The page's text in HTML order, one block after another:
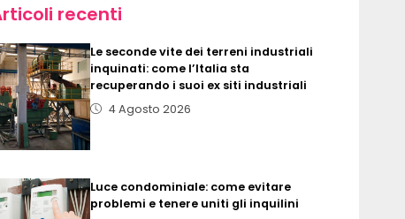
recenti
Le seconde vite dei terreni industriali
inquinati: come l’Italia sta
recuperando i suoi ex siti industriali
4 Agosto 2026
Luce condominiale: come evitare
problemi e tenere uniti gli inquilini